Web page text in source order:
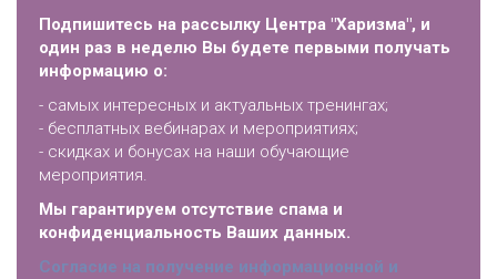
Подпишитесь на рассылку Центра "Харизма", и
один раз в неделю Вы будете первыми получать
информацию о:
- самых интересных и актуальных тренингах;
- бесплатных вебинарах и мероприятиях;
- скидках и бонусах на наши обучающие
мероприятия.
Мы гарантируем отсутствие спама и
конфиденциальность Ваших данных.
Согласие на получение информационной и